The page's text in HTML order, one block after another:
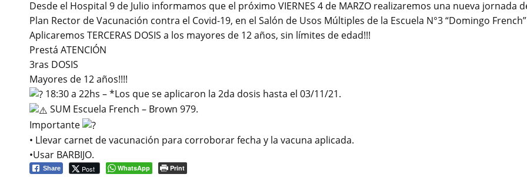
Desde el Hospital 9 de Julio informamos que el próximo VIERNES 4 de MARZO realizaremos una nueva jornada
Plan Rector de Vacunación contra el Covid-19, en el Salón de Usos Múltiples de la Escuela N°3 “Domingo
Aplicaremos TERCERAS DOSIS a los mayores de 12 años, sin límites de edad!!!
Prestá ATENCIÓN
3ras DOSIS
Mayores de 12 años!!!!
18:30 a 22hs – *Los que se aplicaron la 2da dosis hasta el 03/11/21.
SUM Escuela French – Brown 979.
Importante
• Llevar carnet de vacunación para corroborar fecha y la vacuna aplicada.
•Usar BARBIJO.
Share Post WhatsApp Print